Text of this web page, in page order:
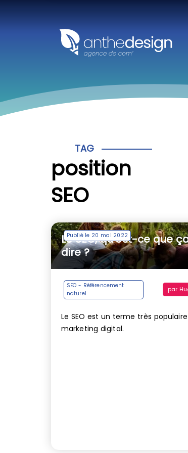
TAG
position
SEO
Publié le 20 mai 2022
Le SEO, qu’est-ce que
dire ?
SEO - Référencement
naturel
par
Le SEO est un terme très
marketing digital.